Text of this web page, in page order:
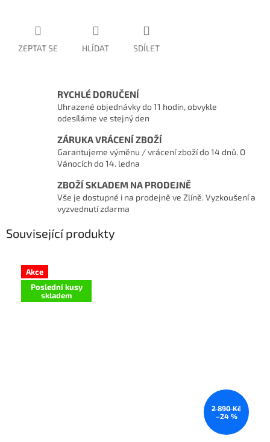
ZEPTAT SE HLÍDAT SDÍLET
RYCHLÉ DORUČENÍ
Uhrazené objednávky do 11 hodin, obvykle
odesíláme ve stejný den
ZÁRUKA VRÁCENÍ ZBOŽÍ
Garantujeme výměnu / vrácení zboží do 14 dnů. O
Vánocích do 14. ledna
ZBOŽÍ SKLADEM NA PRODEJNĚ
Vše je dostupné i na prodejně ve Zlíně. Vyzkoušení a
vyzvednutí zdarma
Související produkty
Akce
Poslední kusy
skladem
2 890 Kč
–24 %